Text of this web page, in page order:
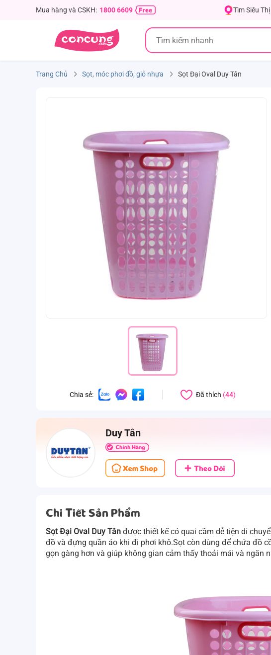
Mua hàng và CSKH: 1800 6609 Tìm Siêu Thị
Trang Chủ Sọt, móc phơi đồ, giỏ nhựa Sọt Đại Oval Duy Tân
Chia sẻ: Đã thích (44)
Duy Tân
Chi Tiết Sản Phẩm
Sọt Đại Oval Duy Tân được thiết kế có quai cầm dễ tiện di
đồ và đựng quần áo khi đi phơi khô.Sọt còn dùng để chứa đồ
gọn gàng hơn và giúp không gian cảm thấy thoải mái và ngăn